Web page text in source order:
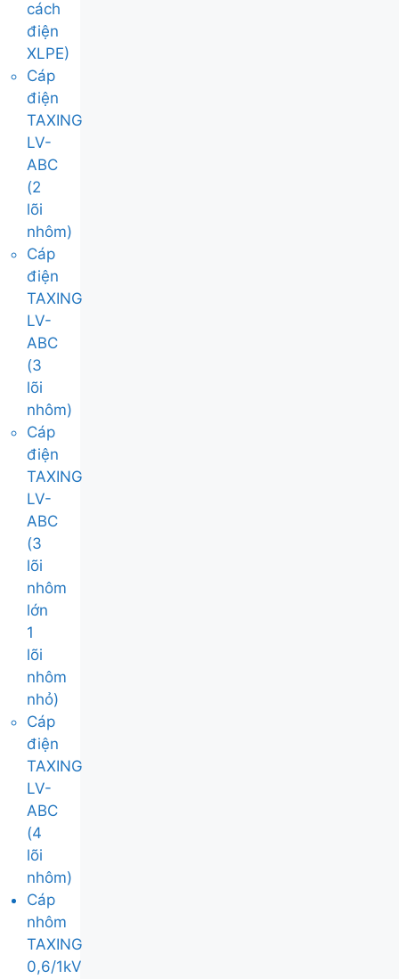
cách
điện
XLPE)
Cáp
điện
TAXING
LV-
ABC
(2
lõi
nhôm)
Cáp
điện
TAXING
LV-
ABC
(3
lõi
nhôm)
Cáp
điện
TAXING
LV-
ABC
(3
lõi
nhôm
lớn
1
lõi
nhôm
nhỏ)
Cáp
điện
TAXING
LV-
ABC
(4
lõi
nhôm)
Cáp
nhôm
TAXING
0,6/1kV